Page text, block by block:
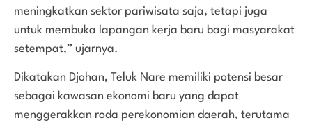
meningkatkan sektor pariwisata saja, tetapi juga
untuk membuka lapangan kerja baru bagi masyarakat
setempat,” ujarnya.
Dikatakan Djohan, Teluk Nare memiliki potensi besar
sebagai kawasan ekonomi baru yang dapat
menggerakkan roda perekonomian daerah, terutama